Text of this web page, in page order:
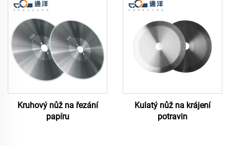
Kruhový nůž na řezání
papíru
Kulatý nůž na krájení
potravin